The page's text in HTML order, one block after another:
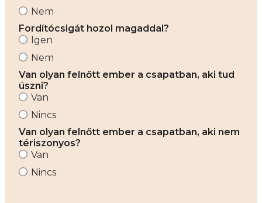
Nem
Fordítócsigát hozol magaddal?
Igen
Nem
Van olyan felnőtt ember a csapatban, aki tud
úszni?
Van
Nincs
Van olyan felnőtt ember a csapatban, aki nem
tériszonyos?
Van
Nincs